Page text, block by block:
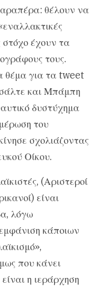
θέλουν να
στόχο έχουν τα
τους.
θέμα για τα tweet
και Μπάμπη
δυστύχημα
του
σχολιάζοντας
Οίκου.
(Αριστεροί
είναι
λόγω
κάποιων
που κάνει
η ιεράρχηση